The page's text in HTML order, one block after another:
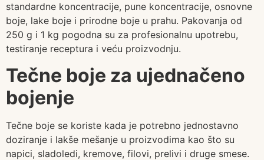
standardne koncentracije, pune koncentracije, osnovne
boje, lake boje i prirodne boje u prahu. Pakovanja od
250 g i 1 kg pogodna su za profesionalnu upotrebu,
testiranje receptura i veću proizvodnju.
Tečne boje za ujednačeno
bojenje
Tečne boje se koriste kada je potrebno jednostavno
doziranje i lakše mešanje u proizvodima kao što su
napici, sladoledi, kremove, filovi, prelivi i druge smese.